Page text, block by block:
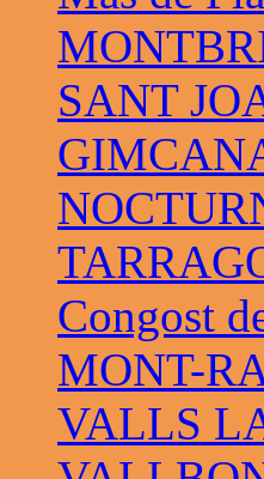
SANT
Congost
MONT-
VALLS